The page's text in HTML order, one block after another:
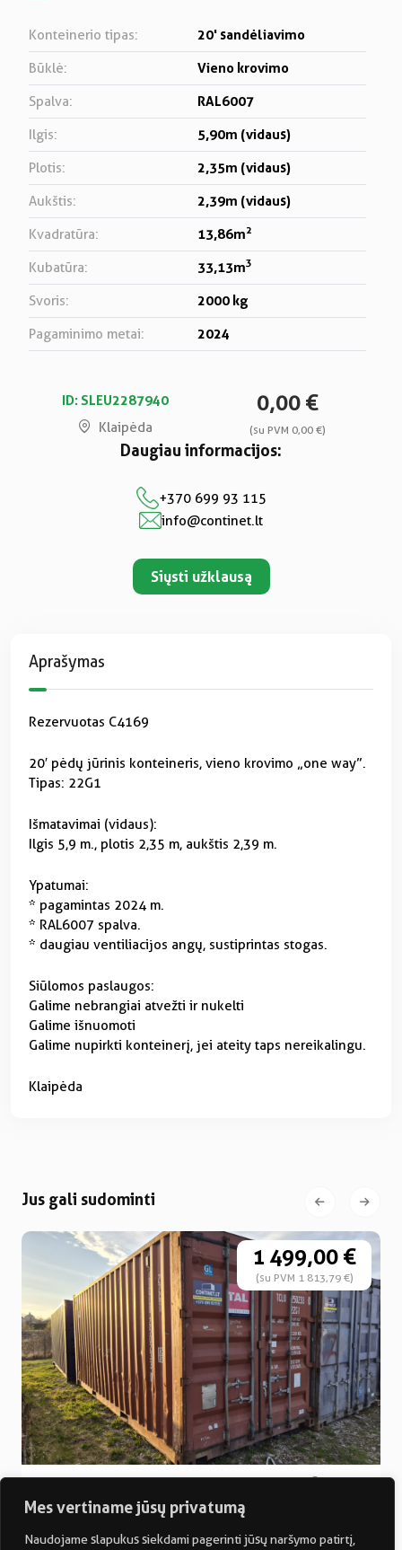
Mes vertiname jūsų privatumą
Naudojame slapukus siekdami pagerinti jūsų naršymo patirtį,
Konteinerio tipas: 20' sandėliavimo
Būklė: Vieno krovimo
Spalva: RAL6007
Ilgis: 5,90m (vidaus)
Plotis: 2,35m (vidaus)
Aukštis: 2,39m (vidaus)
Kvadratūra: 13,86m2
Kubatūra: 33,13m3
Svoris: 2000 kg
Pagaminimo metai: 2024
ID: SLEU2287940
Klaipėda
0,00 €
(su PVM 0,00 €)
Daugiau informacijos:
+370 699 93 115
info@continet.lt
Siųsti užklausą
Aprašymas
Rezervuotas C4169
20′ pėdų jūrinis konteineris, vieno krovimo „one way”.
Tipas: 22G1
Išmatavimai (vidaus):
Ilgis 5,9 m., plotis 2,35 m, aukštis 2,39 m.
Ypatumai:
* pagamintas 2024 m.
* RAL6007 spalva.
* daugiau ventiliacijos angų, sustiprintas stogas.
Siūlomos paslaugos:
Galime nebrangiai atvežti ir nukelti
Galime išnuomoti
Galime nupirkti konteinerį, jei ateity taps nereikalingu.
Klaipėda
Jus gali sudominti
1 499,00 €
(su PVM 1 813,79 €)
20′ pėdų jūrinis konteineris
5,90m
2,35m
13,86m
33,13m 3 2000 kg